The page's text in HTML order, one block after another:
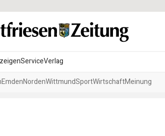
ServiceVerlag
EmdenNordenWittmundSportWirtschaftMeinung